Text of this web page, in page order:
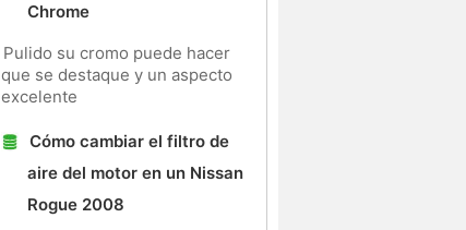
Chrome
Pulido su cromo puede hacer
que se destaque y un aspecto
excelente
Cómo cambiar el filtro de
aire del motor en un Nissan
Rogue 2008